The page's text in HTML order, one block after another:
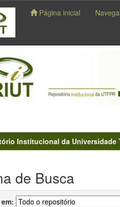
Página inicial
Institucional da Universidade
de Busca